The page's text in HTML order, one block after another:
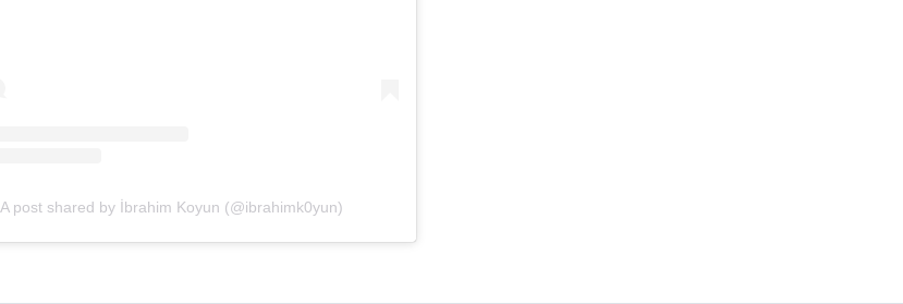
A post shared by İbrahim Koyun (@ibrahimk0yun)